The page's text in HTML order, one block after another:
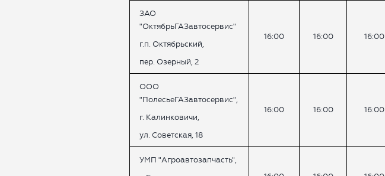
ЗАО
"ОктябрьГАЗавтосервис"
г.п. Октябрьский,
пер. Озерный, 2
16:00 16:00 16:00
ООО
"ПолесьеГАЗавтосервис",
г. Калинковичи,
ул. Советская, 18
16:00 16:00 16:00
УМП "Агроавтозапчасть",